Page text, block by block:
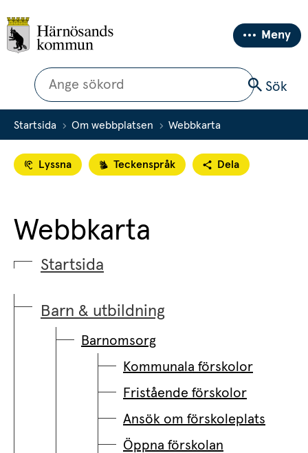
Meny
Sök
Sök
Startsida Om webbplatsen Webbkarta
Lyssna Teckenspråk Dela
Webbkarta
Startsida
Barn & utbildning
Barnomsorg
Kommunala förskolor
Fristående förskolor
Ansök om förskoleplats
Öppna förskolan